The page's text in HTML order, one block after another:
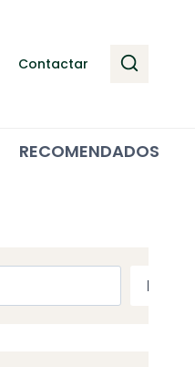
Contactar
RECOMENDADOS